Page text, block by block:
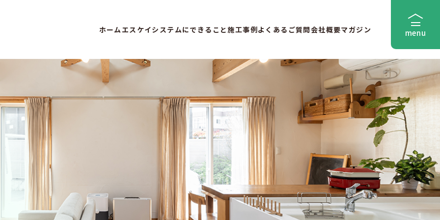
ホーム エスケイシステムにできること施工事例よくあるご質問会社概要マガジン menu